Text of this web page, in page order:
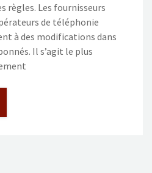
règles. Les fournisseurs
de téléphonie
à des modifications dans
Il s’agit le plus